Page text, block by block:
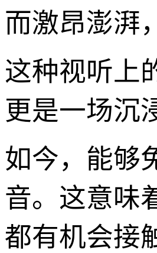
而激昂澎湃
这种视听上
更是一场沉
如今，能够
音。这意味
都有机会接